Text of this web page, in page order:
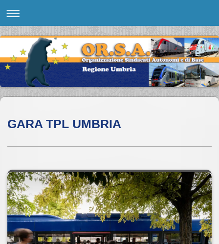
GARA TPL UMBRIA